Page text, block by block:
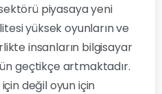
piyasaya yeni
yüksek oyunların ve
insanların bilgisayar
geçtikçe artmaktadır.
değil oyun için